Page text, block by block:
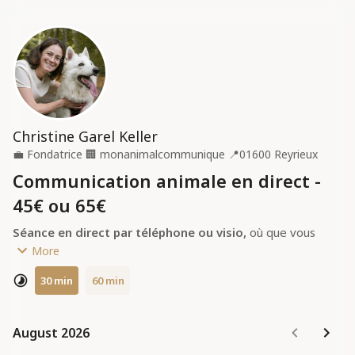
Christine Garel Keller
💼 Fondatrice 🏢 monanimalcommunique 📍01600 Reyrieux
Communication animale en direct -
45€ ou 65€
Séance en direct par téléphone ou visio, où que vous
soyez dans le monde.
Merci de choisir le créneau qui correspond le mieux à
votre besoin.
- 30 MN (45 €) :
Idéale pour 3-4 questions et un échange
More
30 min 60 min
August 2026
August 2026